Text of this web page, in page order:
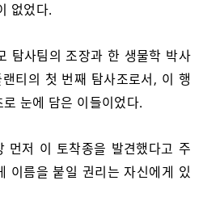
없었다.
탐사팀의 조장과 한 생물학 박사
티의 첫 번째 탐사조로서, 이 행
눈에 담은 이들이었다.
먼저 이 토착종을 발견했다고 주
이름을 붙일 권리는 자신에게 있